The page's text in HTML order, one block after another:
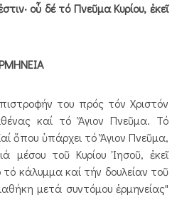
οὗ δέ τό Πνεῦμα Κυρίου, ἐκεῖ
του πρός τόν Χριστόν
καί τό Ἅγιον Πνεῦμα. Τό
ὅπου ὑπάρχει τό Ἅγιον Πνεῦμα,
μέσου τοῦ Κυρίου Ἰησοῦ, ἐκεῖ
κάλυμμα καί τήν δουλείαν τοῦ
μετά συντόμου ἑρμηνείας"